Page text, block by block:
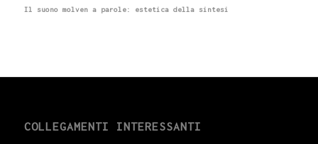
Il suono molven a parole: estetica della sintesi
COLLEGAMENTI INTERESSANTI